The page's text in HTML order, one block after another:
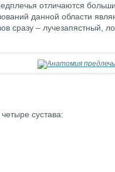
отличаются
данной области
сразу – лучезапястный,
сустава: